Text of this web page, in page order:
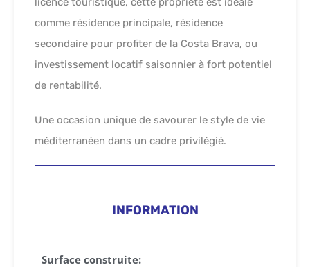
comme résidence principale, résidence
secondaire pour profiter de la Costa Brava, ou
investissement locatif saisonnier à fort potentiel
de rentabilité.
Une occasion unique de savourer le style de vie
méditerranéen dans un cadre privilégié.
INFORMATION
Surface construite: